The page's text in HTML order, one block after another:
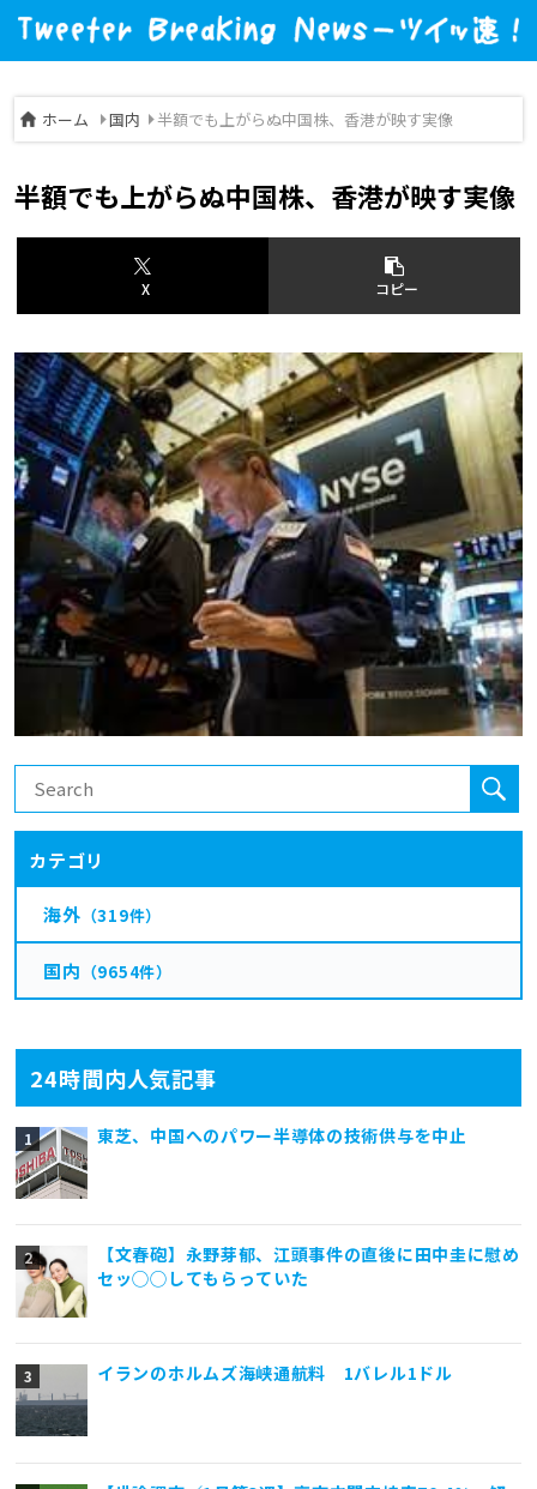
ホーム 国内 半額でも上がらぬ中国株、香港が映す実像
24時間内人気記事
東芝、中国へのパワー半導体の技術供与を中止
【文春砲】永野芽郁、江頭事件の直後に田中圭に慰め
セッ◯◯してもらっていた
イランのホルムズ海峡通航料 1バレル1ドル
半額でも上がらぬ中国株、香港が映す実像
X コピー
カテゴリ
海外 （319件）
国内 （9654件）